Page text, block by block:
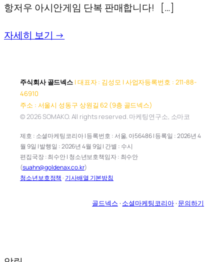
항저우 아시안게임 단복 판매합니다! […]
자세히 보기 →
주식회사 골드넥스 | 대표자 : 김성모 | 사업자등록번호 : 211-88-
46910
주소 : 서울시 성동구 상원길 62 (9층 골드넥스)
© 2026 SOMAKO. All rights reserved. 마케팅연구소, 소마코
제호 : 소셜마케팅코리아 | 등록번호 : 서울, 아56486 | 등록일 : 2026년 4
월 9일 | 발행일 : 2026년 4월 9일 | 간별 : 수시
편집국장 : 최수안 | 청소년보호책임자 : 최수안
(suahn@goldenax.co.kr)
청소년보호정책 · 기사배열 기본방침
골드넥스 · 소셜마케팅코리아· 문의하기